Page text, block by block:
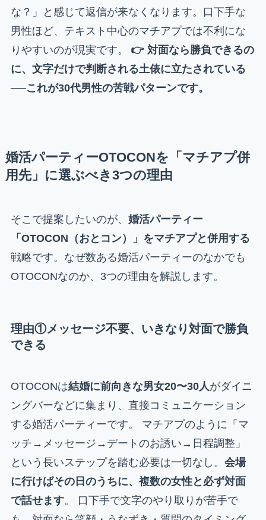
な？」と感じて返信が来なくなります。口下手な
男性ほど、テキスト中心のマチアプでは不利にな
りやすいのが現実です。 👉 対面なら勝負できるの
に、文字だけで判断される土俵に立たされている
──これが30代男性の苦戦パターンです。
婚活パーティーOTOCONを「マチアプ併
用先」に選ぶべき3つの理由
そこで提案したいのが、 婚活パーティー
「OTOCON（おとコン）」をマチアプと併用する
戦略です。なぜ数ある婚活パーティーのなかでも
OTOCONなのか、3つの理由を解説します。
理由①メッセージ不要、いきなり対面で勝負
できる
OTOCONは結婚に前向きな男女20〜30人 がダイニ
ングバーなどに集まり、直接コミュニケーション
する婚活パーティーです。 マチアプのように「マ
ッチ→メッセージ→デートのお誘い→日程調整」
という長いステップを踏む必要は一切なし。 会場
に行けばその日のうちに、複数の女性と必ず対面
で話せます。 口下手で文字のやり取りが苦手で